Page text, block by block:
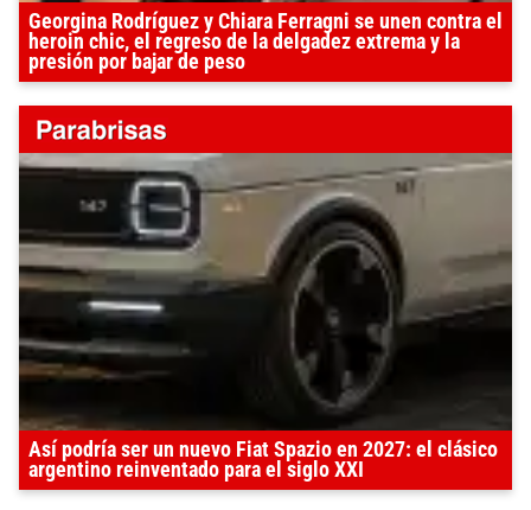
Georgina Rodríguez y Chiara Ferragni se unen contra el
heroin chic, el regreso de la delgadez extrema y la
presión por bajar de peso
Así podría ser un nuevo Fiat Spazio en 2027: el clásico
argentino reinventado para el siglo XXI